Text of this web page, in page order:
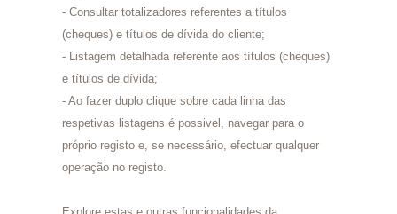
- Consultar totalizadores referentes a títulos
(cheques) e títulos de dívida do cliente;
- Listagem detalhada referente aos títulos (cheques)
e títulos de dívida;
- Ao fazer duplo clique sobre cada linha das
respetivas listagens é possivel, navegar para o
próprio registo e, se necessário, efectuar qualquer
operação no registo.